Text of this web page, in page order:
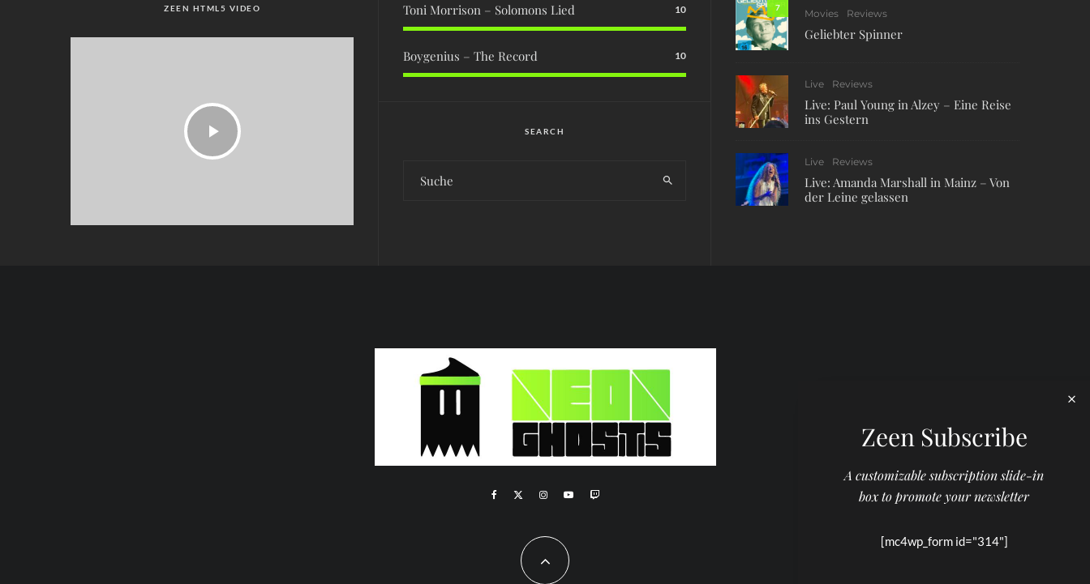
ZEEN HTML5 VIDEO Toni Morrison – Solomons Lied 10
Boygenius – The Record 10
SEARCH
7
Movies Reviews
Geliebter Spinner
Live Reviews
Live: Paul Young in Alzey – Eine Reise
ins Gestern
Live Reviews
Live: Amanda Marshall in Mainz – Von
der Leine gelassen
Zeen Subscribe
A customizable subscription slide-in
box to promote your newsletter
[mc4wp_form id="314"]